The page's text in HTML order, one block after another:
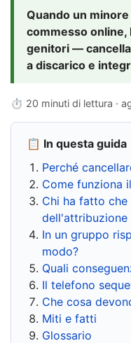
Quando un
commesso online,
genitori —
a discarico e
⏱ 20 minuti di lettura ·
📋 In questa guida
Perché
Come funziona
Chi ha fatto
dell'attribuzione
In un gruppo
modo?
Quali
Il telefono
Che cosa
Miti e fatti
Glossario